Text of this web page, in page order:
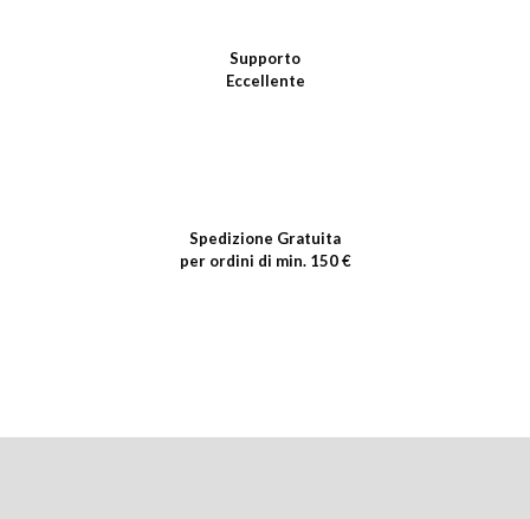
Supporto
Eccellente
Spedizione Gratuita
per ordini di min. 150 €